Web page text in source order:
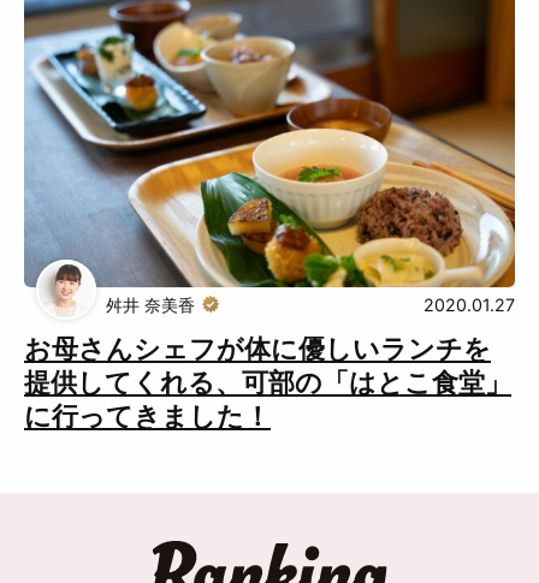
お母さんシェフが体に優しいランチを
提供してくれる、可部の「はとこ食堂」
に行ってきました！
舛井 奈美香 2020.01.27